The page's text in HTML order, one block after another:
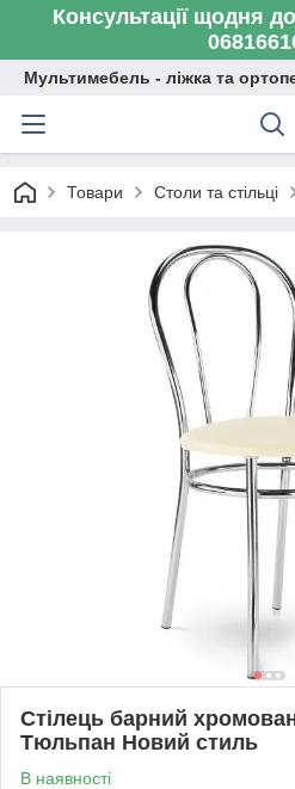
Консультації щодня
Мультимебель - ліжка та
Товари Столи та стільці
Стілець барний
Тюльпан Новий стиль
В наявності